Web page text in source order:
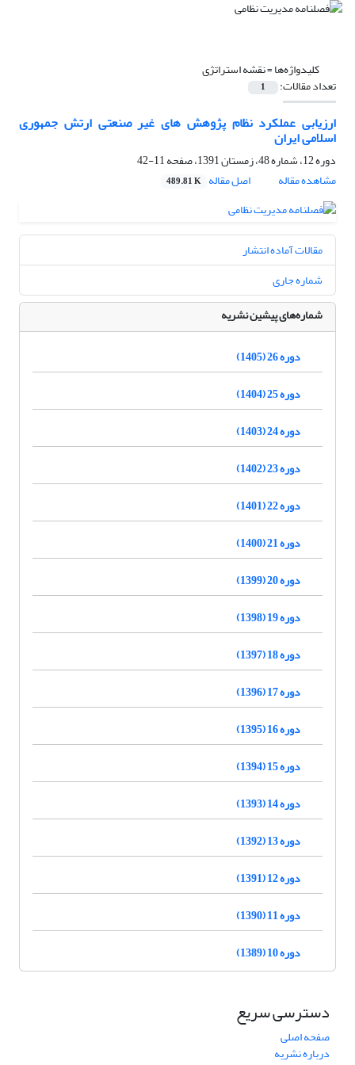
کلیدواژه‌ها =نقشه استراتژی
تعداد مقالات: 1
ارزیابی عملکرد نظام پژوهش های غیر صنعتی ارتش جمهوری
اسلامی ایران
دوره 12، شماره 48، زمستان 1391، صفحه
11-42
مشاهده مقاله
اصل مقاله 489.81 K
مقالات آماده انتشار
شماره جاری
شماره‌های پیشین نشریه
دوره 26 (1405)
دوره 25 (1404)
دوره 24 (1403)
دوره 23 (1402)
دوره 22 (1401)
دوره 21 (1400)
دوره 20 (1399)
دوره 19 (1398)
دوره 18 (1397)
دوره 17 (1396)
دوره 16 (1395)
دوره 15 (1394)
دوره 14 (1393)
دوره 13 (1392)
دوره 12 (1391)
دوره 11 (1390)
دوره 10 (1389)
دسترسی سریع
صفحه اصلی
درباره نشریه